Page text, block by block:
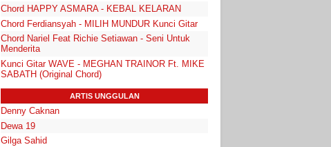
Chord HAPPY ASMARA - KEBAL KELARAN
Chord Ferdiansyah - MILIH MUNDUR Kunci Gitar
Chord Nariel Feat Richie Setiawan - Seni Untuk
Menderita
Kunci Gitar WAVE - MEGHAN TRAINOR Ft. MIKE
SABATH (Original Chord)
ARTIS UNGGULAN
Denny Caknan
Dewa 19
Gilga Sahid